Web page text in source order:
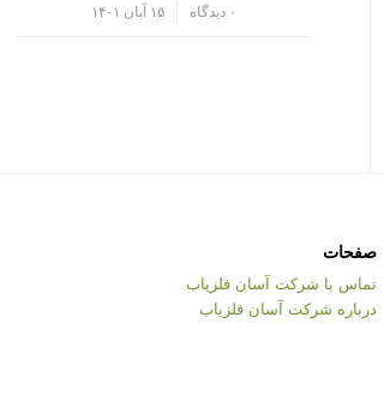
۰ دیدگاه ۱۵ آبان ۱۴۰۱
صفحات
تماس با شرکت آسان فلزیاب
درباره شرکت آسان فلزیاب